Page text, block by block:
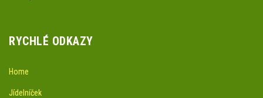
RYCHLÉ ODKAZY
Home
Jídelníček